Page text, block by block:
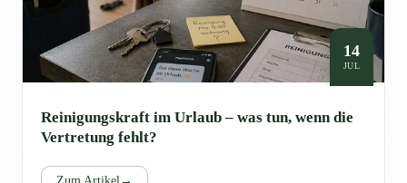
14
JUL
Reinigungskraft im Urlaub – was tun, wenn die
Vertretung fehlt?